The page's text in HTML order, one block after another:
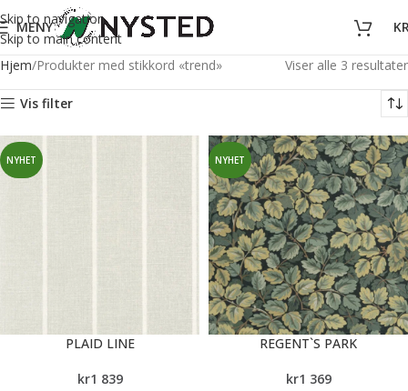
Skip to navigation
Skip to main content
MENY
Hjem Produkter med stikkord «trend» Viser alle 3 resultater
Vis filter
NYHET
PLAID LINE
kr1 839
NYHET
REGENT`S PARK
kr1 369